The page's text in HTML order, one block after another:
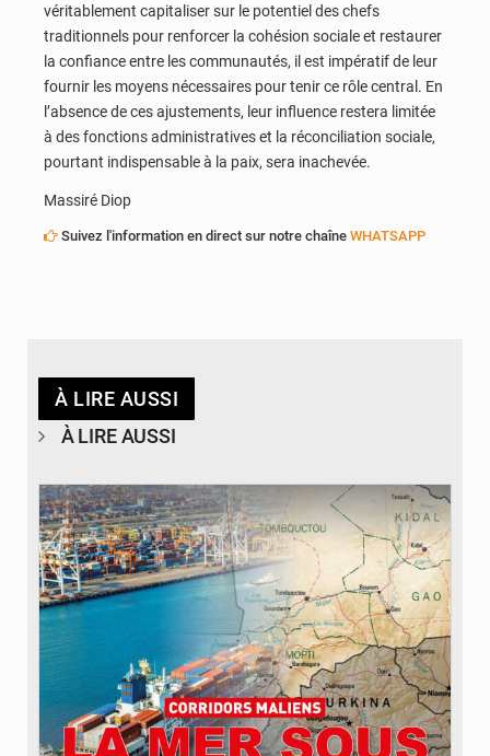
véritablement capitaliser sur le potentiel des chefs
traditionnels pour renforcer la cohésion sociale et restaurer
la confiance entre les communautés, il est impératif de leur
fournir les moyens nécessaires pour tenir ce rôle central. En
l’absence de ces ajustements, leur influence restera limitée
à des fonctions administratives et la réconciliation sociale,
pourtant indispensable à la paix, sera inachevée.
Massiré Diop
Suivez l'information en direct sur notre chaîne WHATSAPP
À LIRE AUSSI
À LIRE AUSSI
© JDM